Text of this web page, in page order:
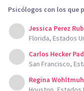
Psicólogos con los que
Jessica Perez
Florida, Estados
Carlos Hecker
San Francisco,
Regina